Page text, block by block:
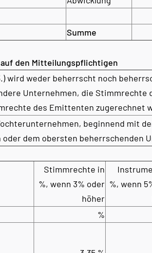
Summe
den Mitteilungspflichtigen
wird weder beherrscht noch
Unternehmen, die Stimmrechte
des Emittenten zugerechnet
beginnend mit
dem obersten beherrschenden
Stimmrechte in
%, wenn 3% oder
höher
%, wenn
%